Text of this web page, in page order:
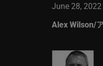
June 28, 2022
Alex Wilson/